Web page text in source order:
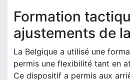
Formation
ajustements de
La Belgique a utilisé une
permis une flexibilité tant en
Ce dispositif a permis aux